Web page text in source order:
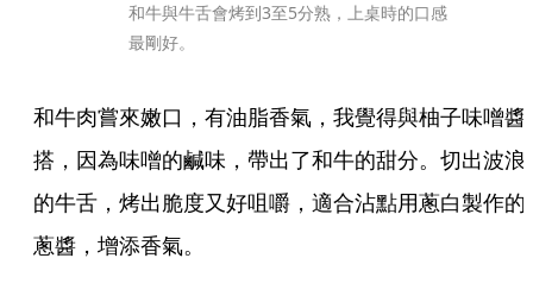
和牛與牛舌會烤到3至5分熟，上桌時的口感
最剛好。
和牛肉嘗來嫩口，有油脂香氣，我覺得與柚子味噌醬
搭，因為味噌的鹹味，帶出了和牛的甜分。切出波浪
的牛舌，烤出脆度又好咀嚼，適合沾點用蔥白製作的
蔥醬，增添香氣。